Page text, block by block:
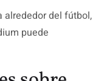
alrededor del fútbol,
puede